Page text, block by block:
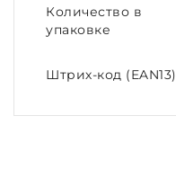
Количество в
упаковке
Штрих-код (EAN13)